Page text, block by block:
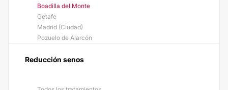
Boadilla del Monte
Getafe
Madrid (Ciudad)
Pozuelo de Alarcón
Reducción senos